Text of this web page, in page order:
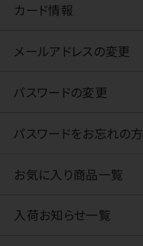
カード情報
メールアドレスの変更
パスワードの変更
パスワードをお忘れの方
お気に入り商品一覧
入荷お知らせ一覧